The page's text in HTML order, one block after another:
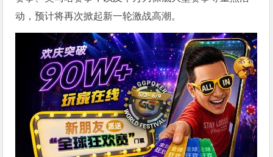
动，预计将再次掀起新一轮激战高潮。